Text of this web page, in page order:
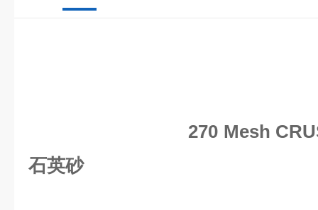
270 Mesh
石英砂